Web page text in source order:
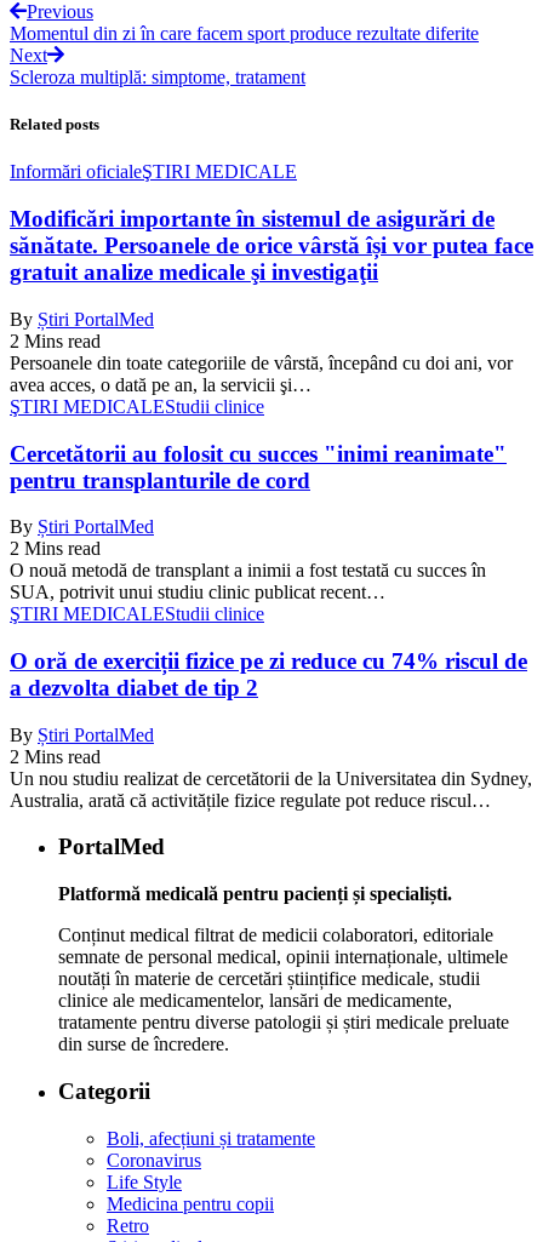
Previous
Momentul din zi în care facem sport produce rezultate diferite
Next
Scleroza multiplă: simptome, tratament
Related posts
Informări oficialeŞTIRI MEDICALE
Modificări importante în sistemul de asigurări de
sănătate. Persoanele de orice vârstă își vor putea face
gratuit analize medicale şi investigaţii
By Știri PortalMed
2 Mins read
Persoanele din toate categoriile de vârstă, începând cu doi ani, vor
avea acces, o dată pe an, la servicii şi…
ŞTIRI MEDICALEStudii clinice
Cercetătorii au folosit cu succes "inimi reanimate"
pentru transplanturile de cord
By Știri PortalMed
2 Mins read
O nouă metodă de transplant a inimii a fost testată cu succes în
SUA, potrivit unui studiu clinic publicat recent…
ŞTIRI MEDICALEStudii clinice
O oră de exerciții fizice pe zi reduce cu 74% riscul de
a dezvolta diabet de tip 2
By Știri PortalMed
2 Mins read
Un nou studiu realizat de cercetătorii de la Universitatea din Sydney,
Australia, arată că activitățile fizice regulate pot reduce riscul…
PortalMed
Platformă medicală pentru pacienți și specialiști.
Conținut medical filtrat de medicii colaboratori, editoriale
semnate de personal medical, opinii internaționale, ultimele
noutăți în materie de cercetări științifice medicale, studii
clinice ale medicamentelor, lansări de medicamente,
tratamente pentru diverse patologii și știri medicale preluate
din surse de încredere.
Categorii
Boli, afecțiuni și tratamente
Coronavirus
Life Style
Medicina pentru copii
Retro